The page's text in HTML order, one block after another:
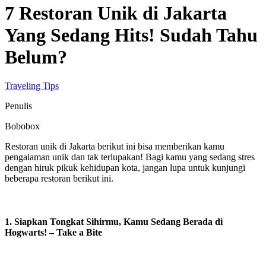
7 Restoran Unik di Jakarta
Yang Sedang Hits! Sudah Tahu
Belum?
Traveling Tips
Penulis
Bobobox
Restoran unik di Jakarta berikut ini bisa memberikan kamu
pengalaman unik dan tak terlupakan! Bagi kamu yang sedang stres
dengan hiruk pikuk kehidupan kota, jangan lupa untuk kunjungi
beberapa restoran berikut ini.
1. Siapkan Tongkat Sihirmu, Kamu Sedang Berada di
Hogwarts! – Take a Bite